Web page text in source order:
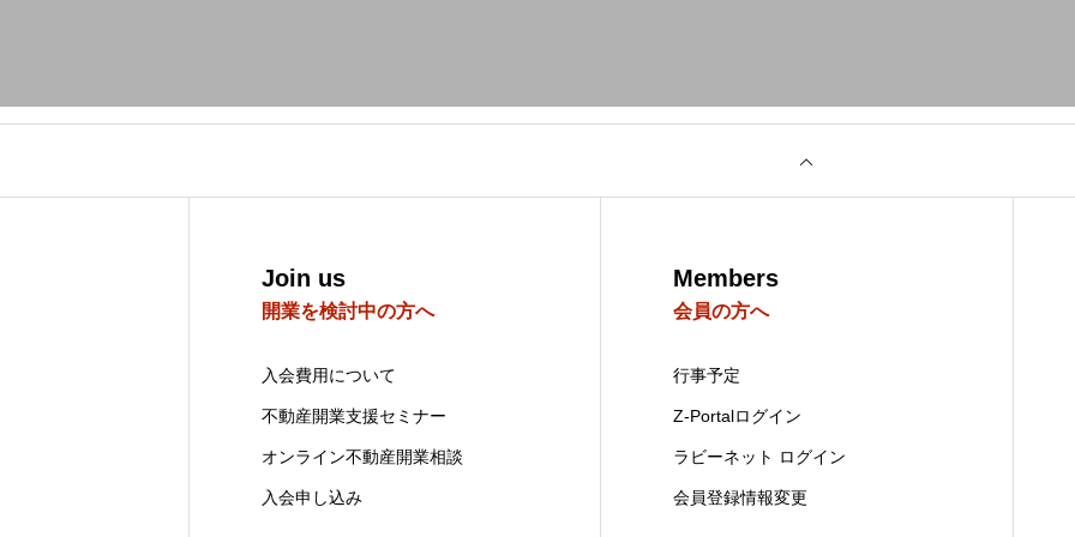
Join us
開業を検討中の方へ
入会費用について
不動産開業支援セミナー
オンライン不動産開業相談
入会申し込み
Members
会員の方へ
行事予定
Z-Portalログイン
ラビーネット ログイン
会員登録情報変更